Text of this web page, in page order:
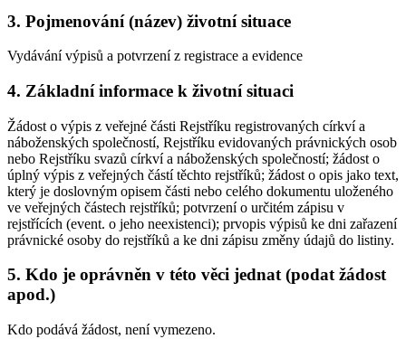
3. Pojmenování (název) životní situace
Vydávání výpisů a potvrzení z registrace a evidence
4. Základní informace k životní situaci
Žádost o výpis z veřejné části Rejstříku registrovaných církví a
náboženských společností, Rejstříku evidovaných právnických osob
nebo Rejstříku svazů církví a náboženských společností; žádost o
úplný výpis z veřejných částí těchto rejstříků; žádost o opis jako text,
který je doslovným opisem části nebo celého dokumentu uloženého
ve veřejných částech rejstříků; potvrzení o určitém zápisu v
rejstřících (event. o jeho neexistenci); prvopis výpisů ke dni zařazení
právnické osoby do rejstříků a ke dni zápisu změny údajů do listiny.
5. Kdo je oprávněn v této věci jednat (podat žádost
apod.)
Kdo podává žádost, není vymezeno.